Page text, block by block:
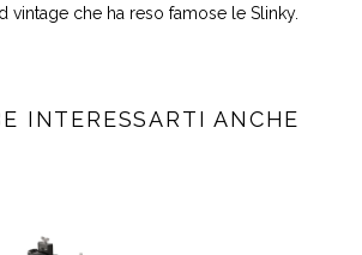
vintage che ha reso famose le Slinky.
INTERESSARTI ANCHE